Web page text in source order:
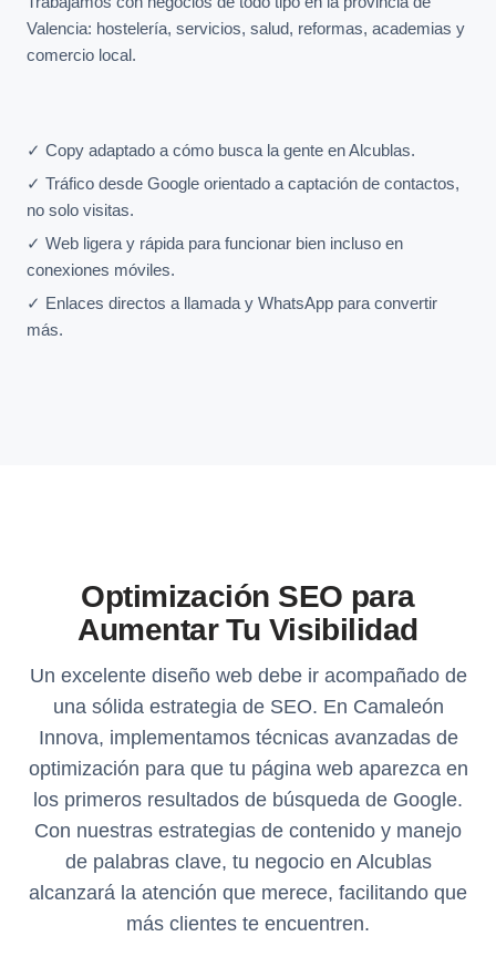
Valencia: hostelería, servicios, salud, reformas, academias y
comercio local.
✓ Copy adaptado a cómo busca la gente en Alcublas.
✓ Tráfico desde Google orientado a captación de contactos,
no solo visitas.
✓ Web ligera y rápida para funcionar bien incluso en
conexiones móviles.
✓ Enlaces directos a llamada y WhatsApp para convertir
más.
Optimización SEO para
Aumentar Tu Visibilidad
Un excelente diseño web debe ir acompañado de
una sólida estrategia de SEO. En Camaleón
Innova, implementamos técnicas avanzadas de
optimización para que tu página web aparezca en
los primeros resultados de búsqueda de Google.
Con nuestras estrategias de contenido y manejo
de palabras clave, tu negocio en Alcublas
alcanzará la atención que merece, facilitando que
más clientes te encuentren.